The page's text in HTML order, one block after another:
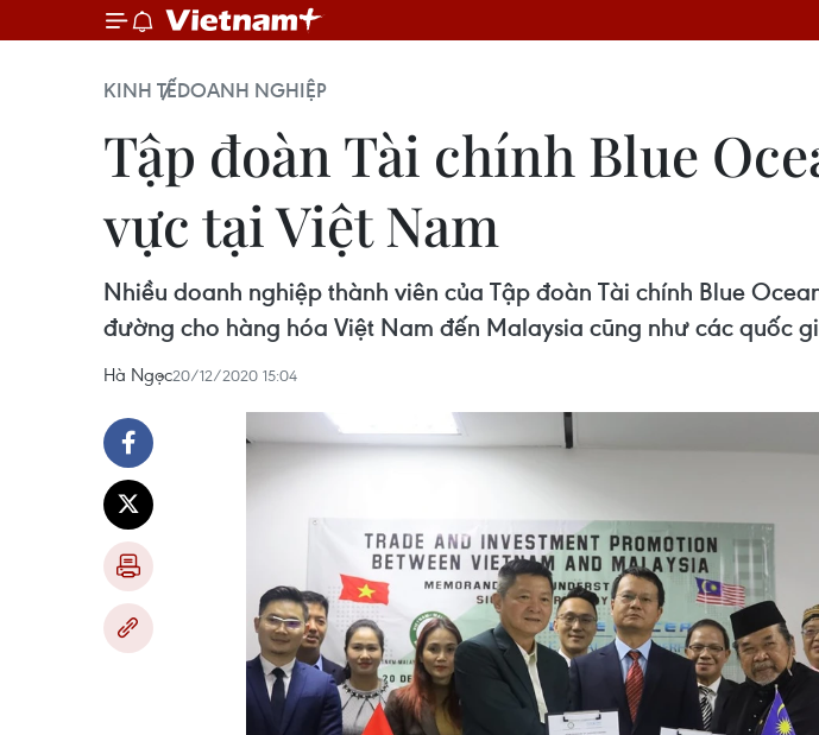
KINH TẾDOANH NGHIỆP
Tập đoàn Tài chính Blue
vực tại Việt Nam
Nhiều doanh nghiệp thành viên của Tập đoàn Tài chính Blue
đường cho hàng hóa Việt Nam đến Malaysia cũng như các quốc
Hà Ngọc20/12/2020 15:04